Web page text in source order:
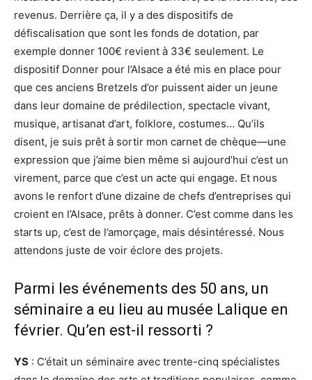
revenus. Derrière ça, il y a des dispositifs de
défiscalisation que sont les fonds de dotation, par
exemple donner 100€ revient à 33€ seulement. Le
dispositif Donner pour l’Alsace a été mis en place pour
que ces anciens Bretzels d’or puissent aider un jeune
dans leur domaine de prédilection, spectacle vivant,
musique, artisanat d’art, folklore, costumes… Qu’ils
disent, je suis prêt à sortir mon carnet de chèque—une
expression que j’aime bien même si aujourd’hui c’est un
virement, parce que c’est un acte qui engage. Et nous
avons le renfort d’une dizaine de chefs d’entreprises qui
croient en l’Alsace, prêts à donner. C’est comme dans les
starts up, c’est de l’amorçage, mais désintéressé. Nous
attendons juste de voir éclore des projets.
Parmi les événements des 50 ans, un
séminaire a eu lieu au musée Lalique en
février. Qu’en est-il ressorti ?
YS : C’était un séminaire avec trente-cinq spécialistes